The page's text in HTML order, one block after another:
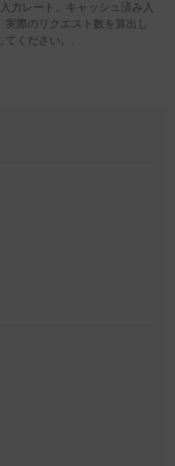
力レート、キャッシュ済み入
際のリクエスト数を算出し
ください。.